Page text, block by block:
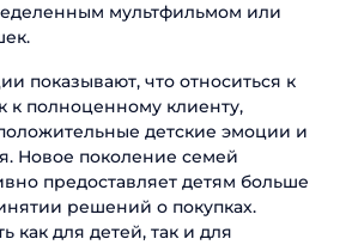
мультфильмом или
показывают, что относиться к
к полноценному клиенту,
детские эмоции и
Новое поколение семей
предоставляет детям больше
решений о покупках.
как для детей, так и для